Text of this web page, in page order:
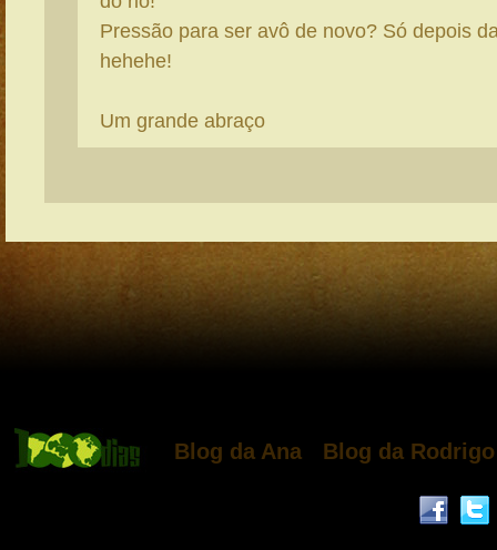
Pressão para ser avô de novo? Só depois
hehehe!
Um grande abraço
Blog da Ana Blog da Rodrigo